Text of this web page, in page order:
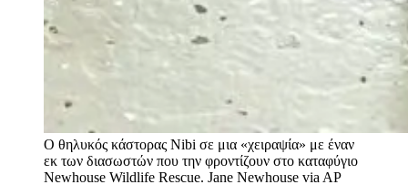
Ο θηλυκός κάστορας Nibi σε μια «χειραψία» με έναν
εκ των διασωστών που την φροντίζουν στο καταφύγιο
Newhouse Wildlife Rescue. Jane Newhouse via AP